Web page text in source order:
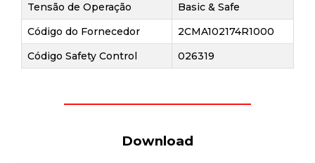
Tensão de Operação
Basic & Safe
Código do Fornecedor
2CMA102174R1000
Código Safety Control
026319
Download